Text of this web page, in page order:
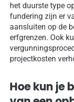
het duurste type
fundering zijn er
aansluiten op de
erfgrenzen. Ook
projectkosten
Hoe kun je